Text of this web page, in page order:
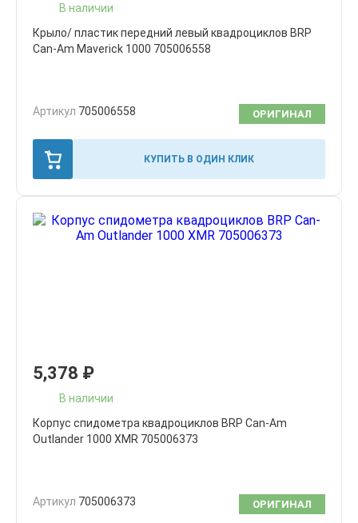
В наличии
Крыло/ пластик передний левый квадроциклов BRP
Can-Am Maverick 1000 705006558
Артикул 705006558 ОРИГИНАЛ
КУПИТЬ В ОДИН КЛИК
5,378 ₽
В наличии
Корпус спидометра квадроциклов BRP Can-Am
Outlander 1000 XMR 705006373
Артикул 705006373 ОРИГИНАЛ